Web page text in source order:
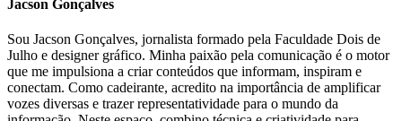
Jacson Gonçalves
Sou Jacson Gonçalves, jornalista formado pela Faculdade Dois de
Julho e designer gráfico. Minha paixão pela comunicação é o motor
que me impulsiona a criar conteúdos que informam, inspiram e
conectam. Como cadeirante, acredito na importância de amplificar
vozes diversas e trazer representatividade para o mundo da